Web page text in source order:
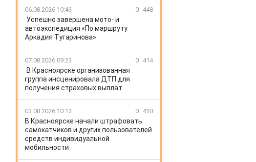
06.08.2026 10:43 0 448
Успешно завершена мото- и
автоэкспедиция «По маршруту
Аркадия Тугаринова»
07.08.2026 09:23 0 414
В Красноярске организованная
группа инсценировала ДТП для
получения страховых выплат
03.08.2026 10:13 0 410
В Красноярске начали штрафовать
самокатчиков и других пользователей
средств индивидуальной
мобильности